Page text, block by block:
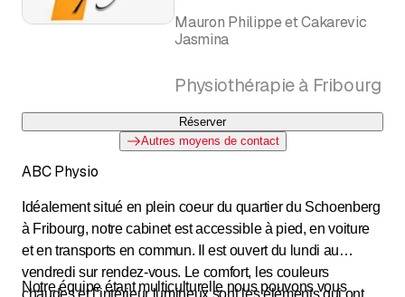
Mauron Philippe et Cakarevic
Jasmina
Physiothérapie à Fribourg
Réserver
Autres moyens de contact
ABC Physio
Idéalement situé en plein coeur du quartier du Schoenberg
à Fribourg, notre cabinet est accessible à pied, en voiture
et en transports en commun. Il est ouvert du lundi au
vendredi sur rendez-vous. Le comfort, les couleurs
chaudes et l’intérieur lumineux sont les éléments qui ont
Notre équipe étant multiculturelle nous pouvons vous